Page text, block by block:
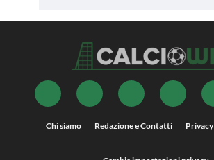
Chi siamo Redazione e Contatti Privacy